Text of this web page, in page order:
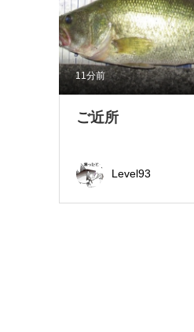
11分前
ご近所
Level93